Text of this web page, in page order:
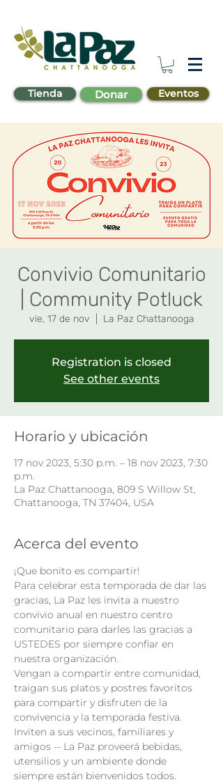
Tienda Donar Eventos
Convivio Comunitario
| Community Potluck
vie, 17 de nov La Paz Chattanooga
Registration is closed
See other events
Horario y ubicación
17 nov 2023, 5:30 p.m. – 18 nov 2023, 7:30
p.m.
La Paz Chattanooga, 809 S Willow St,
Chattanooga, TN 37404, USA
Acerca del evento
¡Que bonito es compartir!
Para celebrar esta temporada de dar las
gracias, La Paz les invita a nuestro
convivio anual en nuestro centro
comunitario para darles las gracias a
USTEDES por siempre confiar en
nuestra organización.
Vengan a compartir entre comunidad,
traigan sus platos y postres favoritos
para compartir y disfruten de la
convivencia y la temporada festiva.
Inviten a sus vecinos, familiares y
amigos -- La Paz proveerá bebidas,
utensilios y un ambiente donde
siempre están bienvenidos todos.